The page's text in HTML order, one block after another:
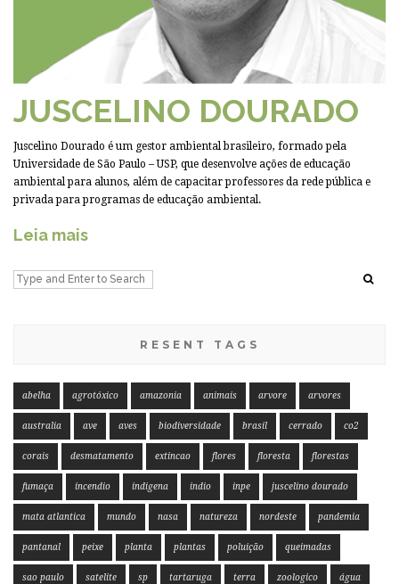
JUSCELINO DOURADO
Juscelino Dourado é um gestor ambiental brasileiro, formado pela
Universidade de São Paulo – USP, que desenvolve ações de educação
ambiental para alunos, além de capacitar professores da rede pública e
privada para programas de educação ambiental.
Leia mais
RESENT TAGS
abelha agrotóxico amazonia animais arvore arvores
australia ave aves biodiversidade brasil cerrado co2
corais desmatamento extincao flores floresta florestas
fumaça incendio indigena indio inpe juscelino dourado
mata atlantica mundo nasa natureza nordeste pandemia
pantanal peixe planta plantas poluição queimadas
sao paulo satelite sp tartaruga terra zoologico água